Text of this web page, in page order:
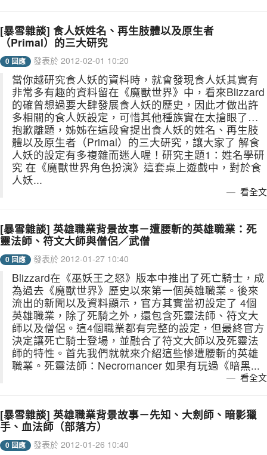
[暴雪雜談] 食人妖姓名、再生肢體以及原生者
（Primal）的三大研究
0 回應 發表於 2012-02-01 10:20
當你越研究食人妖的資料時，就會發現食人妖其實有
非常多有趣的資料留在《魔獸世界》中，看來Blizzard
的確曾想過要大肆發展食人妖的歷史，因此才做出許
多相關的食人妖設定，可惜其他種族實在太搶眼了…
抱歉離題，姊姊在這段會提出食人妖的姓名、再生肢
體以及原生者（Primal）的三大研究，讓大家了 解食
人妖的設定有多複雜而迷人喔！研究主題1：姓名學研
究 在《魔獸世界角色扮演》這套桌上遊戲中，對於食
人妖...
看全文
[暴雪雜談] 英雄職業背景故事－遭腰斬的英雄職業：死
靈法師、符文大師與僧侶／武僧
0 回應 發表於 2012-01-27 10:40
Blizzard在《巫妖王之怒》版本中推出了死亡騎士，成
為過去《魔獸世界》歷史以來第一個英雄職業。後來
流出的新聞以及資料顯示，官方其實當初設定了 4個
英雄職業，除了死騎之外，還包含死靈法師、符文大
師以及僧侶。這4個職業都有完整的設定，但最終官方
決定讓死亡騎士登場，並融合了符文大師以及死靈法
師的特性。首先我們就就來介紹這些慘遭腰斬的英雄
職業。死靈法師：Necromancer 如果有玩過《暗黑...
看全文
[暴雪雜談] 英雄職業背景故事－先知、大劍師、暗影獵
手、血法師（部落方）
0 回應 發表於 2012-01-26 10:40